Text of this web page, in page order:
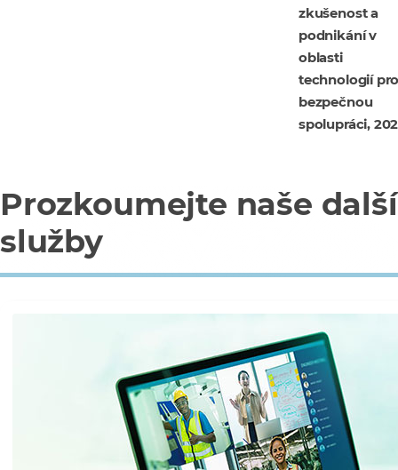
zkušenost a
podnikání v
oblasti
technologií
bezpečnou
spolupráci,
Prozkoumejte naše další
služby